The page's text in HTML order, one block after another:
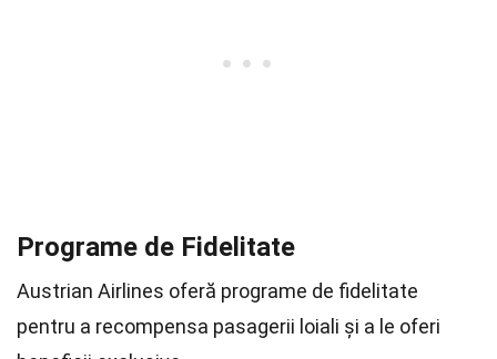
Programe de Fidelitate
Austrian Airlines oferă programe de fidelitate
pentru a recompensa pasagerii loiali și a le oferi